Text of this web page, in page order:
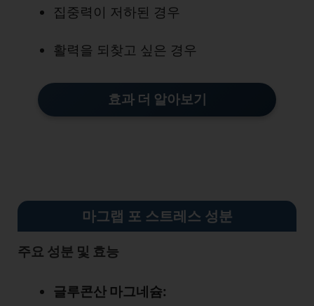
집중력이 저하된 경우
활력을 되찾고 싶은 경우
효과 더 알아보기
마그랩 포 스트레스 성분
주요 성분 및 효능
글루콘산 마그네슘: